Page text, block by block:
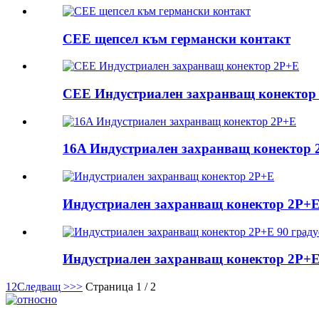
CEE щепсел към германски контакт
CEE Индустриален захранващ конектор
16A Индустриален захранващ конектор
Индустриален захранващ конектор 2P+E
Индустриален захранващ конектор
1 2Следващ >>> Страница 1 / 2